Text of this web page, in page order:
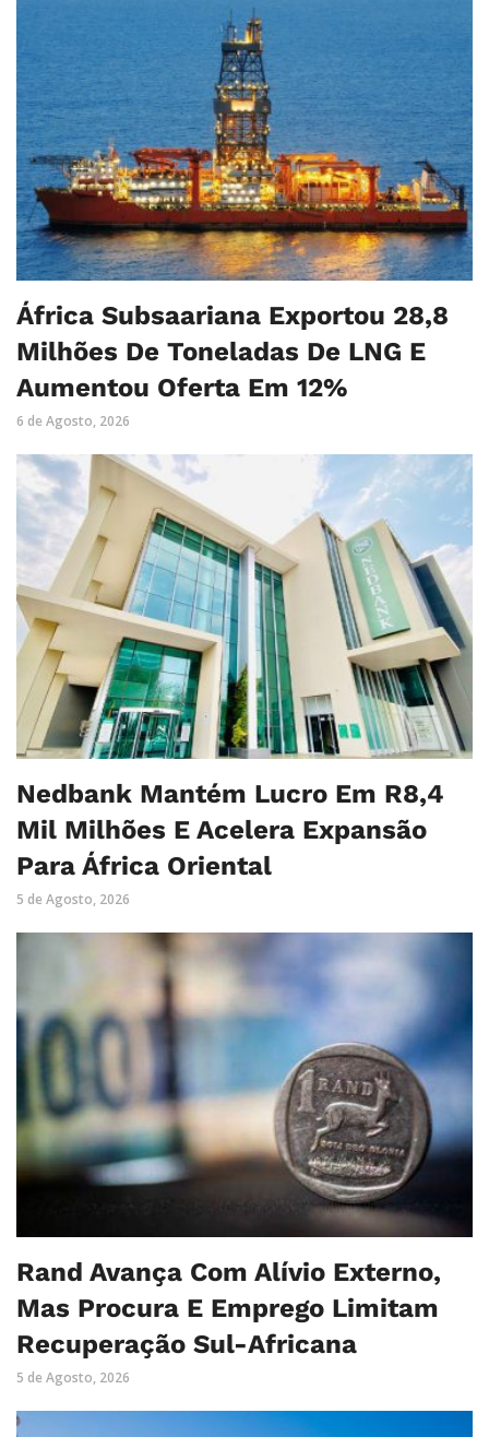
África Subsaariana Exportou 28,8
Milhões De Toneladas De LNG E
Aumentou Oferta Em 12%
6 de Agosto, 2026
Nedbank Mantém Lucro Em R8,4
Mil Milhões E Acelera Expansão
Para África Oriental
5 de Agosto, 2026
Rand Avança Com Alívio Externo,
Mas Procura E Emprego Limitam
Recuperação Sul-Africana
5 de Agosto, 2026